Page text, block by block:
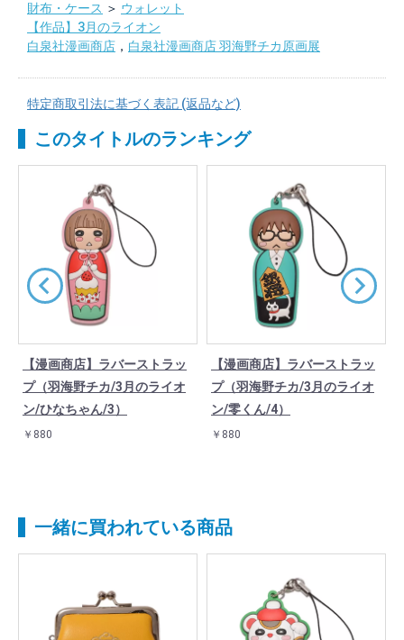
財布・ケース ＞ ウォレット
【作品】3月のライオン
白泉社漫画商店 ， 白泉社漫画商店 羽海野チカ原画展
特定商取引法に基づく表記 (返品など)
このタイトルのランキング
【漫画商店】ラバーストラッ
プ（羽海野チカ/3月のライオ
ン/ひなちゃん/3）
￥880
【漫画商店】ラバーストラッ
プ（羽海野チカ/3月のライオ
ン/零くん/4）
￥880
一緒に買われている商品